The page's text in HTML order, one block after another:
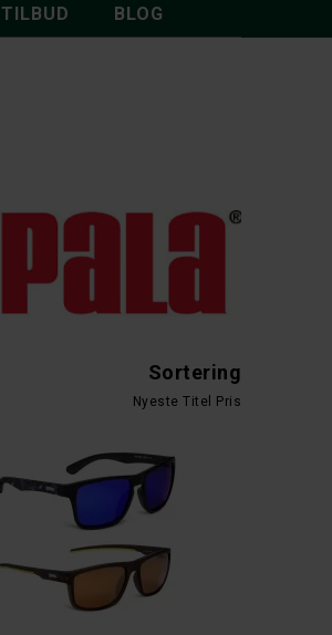
TILBUD BLOG
Sortering
Nyeste Titel Pris